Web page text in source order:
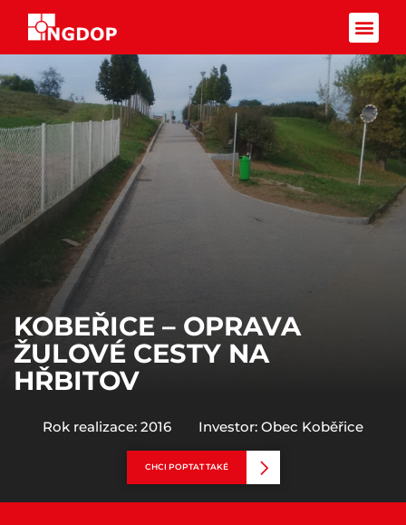
Rok realizace: 2016 Investor: Obec Koběřice
KOBEŘICE – OPRAVA
ŽULOVÉ CESTY NA
HŘBITOV
CHCI POPTAT TAKÉ